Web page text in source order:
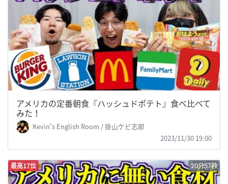
アメリカの定番朝食『ハッシュドポテト』食べ比べて
みた！
Kevin's English Room / 掛山ケビ志郎
2023/11/30 19:00
最高17位 20分57秒